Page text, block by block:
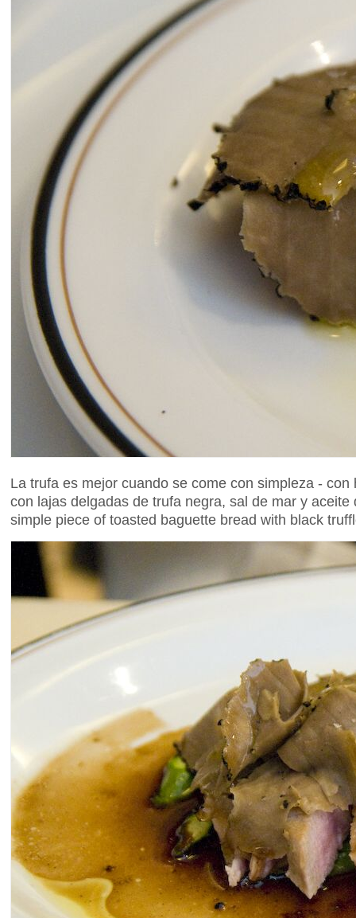
La trufa es mejor cuando se come con simpleza -
con lajas delgadas de trufa negra, sal de mar y
simple piece of toasted baguette bread with black